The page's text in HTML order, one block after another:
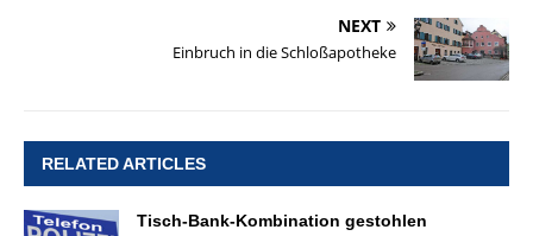
NEXT
Einbruch in die Schloßapotheke
RELATED ARTICLES
Tisch-Bank-Kombination gestohlen